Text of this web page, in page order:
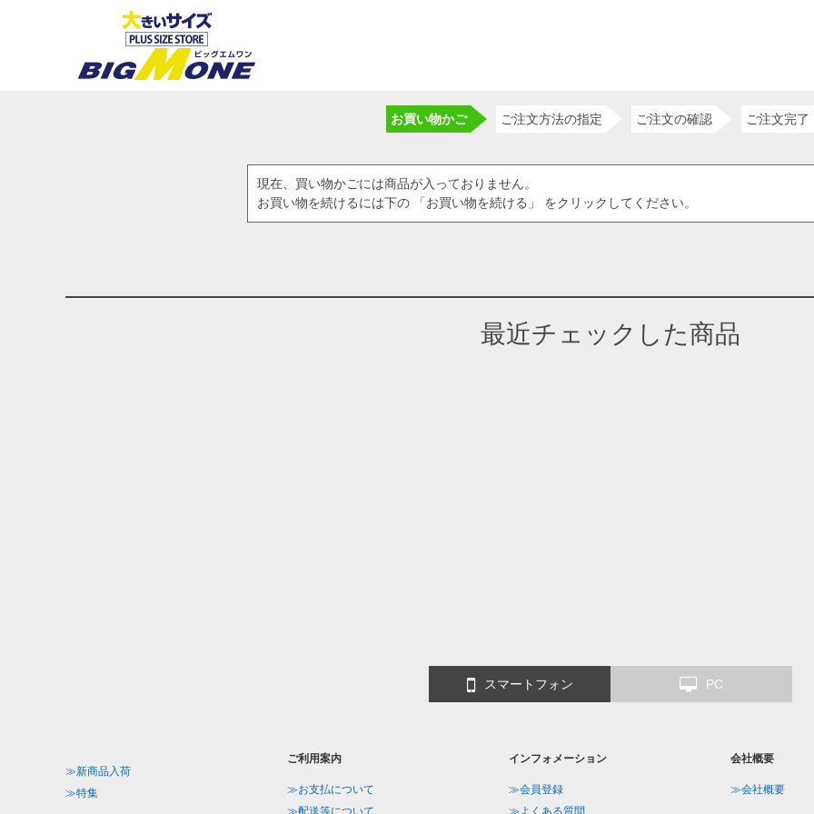
お買い物かご ご注文方法の指定 ご注文の確認 ご注文完了
現在、買い物かごには商品が入っておりません。
お買い物を続けるには下の 「お買い物を続ける」 をクリックしてください。
最近チェックした商品
スマートフォン PC
≫新商品入荷
≫特集
ご利用案内
≫お支払について
≫配送等について
インフォメーション
≫会員登録
≫よくある質問
会社概要
≫会社概要